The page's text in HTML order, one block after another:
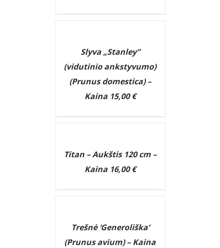
Slyva „Stanley”
(vidutinio ankstyvumo)
(Prunus domestica) –
Kaina 15,00 €
Titan – Aukštis 120 cm –
Kaina 16,00 €
Trešnė ‘Generoliška’
(Prunus avium) – Kaina